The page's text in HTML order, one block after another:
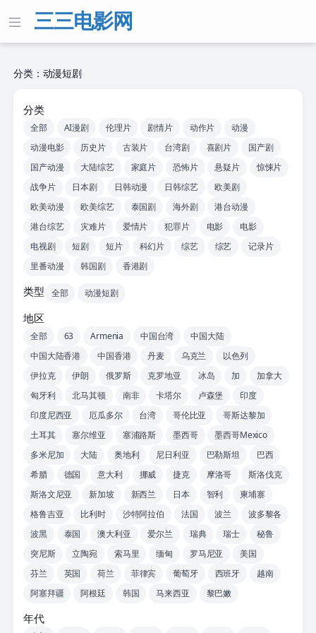
三三电影网
分类：动漫短剧
分类
全部 AI漫剧 伦理片 剧情片 动作片
动漫
动漫电影
历史片 古装片 台湾剧 喜剧片
国产剧
国产动漫
大陆综艺 家庭片 恐怖片 悬疑片
惊悚片
战争片
日本剧 日韩动漫 日韩综艺
欧美剧
欧美动漫
欧美综艺 泰国剧 海外剧
港台动漫
港台综艺
灾难片 爱情片 犯罪片 电影
电影
电视剧
短剧 短片 科幻片 综艺 综艺
记录片
里番动漫
韩国剧 香港剧
类型 全部 动漫短剧
地区
全部 63 Armenia 中国台湾
中国大陆
中国大陆香港
中国香港 丹麦 乌克兰
以色列
伊拉克
伊朗 俄罗斯 克罗地亚 冰岛 加
加拿大
匈牙利
北马其顿 南非 卡塔尔 卢森堡
印度
印度尼西亚
厄瓜多尔 台湾 哥伦比亚
哥斯达黎加
土耳其
塞尔维亚 塞浦路斯 墨西哥
墨西哥Mexico
多米尼加
大陆 奥地利 尼日利亚 巴勒斯坦
巴西
希腊
德国 意大利 挪威 捷克 摩洛哥
斯洛伐克
斯洛文尼亚
新加坡 新西兰 日本 智利
柬埔寨
格鲁吉亚
比利时 沙特阿拉伯 法国 波兰
波多黎各
波黑
泰国 澳大利亚 爱尔兰 瑞典 瑞士
秘鲁
突尼斯
立陶宛 索马里 缅甸 罗马尼亚
美国
芬兰
英国 荷兰 菲律宾 葡萄牙 西班牙
越南
阿塞拜疆
阿根廷 韩国 马来西亚 黎巴嫩
年代